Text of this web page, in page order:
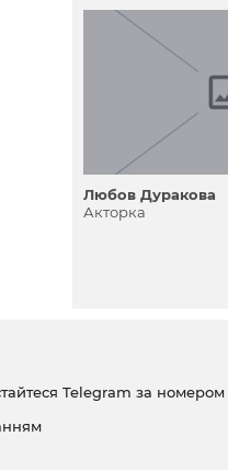
Любов Дуракова
Акторка
Telegram за номером